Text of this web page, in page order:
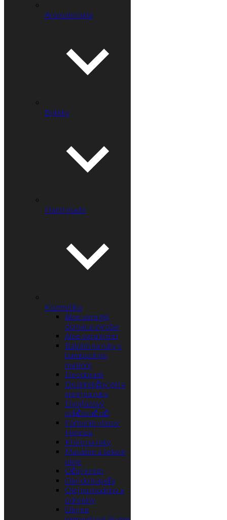
Aromaterapia
Bylinky
Hand-made
Kozmetika
Aloe vera gél
domáca výroba
Aloe vera krém
Balzám na ruky s
bambuckým
maslom
Deodorant
Dezinfekčný gél a
sprej na ruky
Dvojfázový
odličovač očí
Farbenie vlasov
Hennou
Krém na ruky
Masážne a telové
oleje
Očný krém
Olej do kúpeľa
Olej na modriny a
odreniny
Olej na